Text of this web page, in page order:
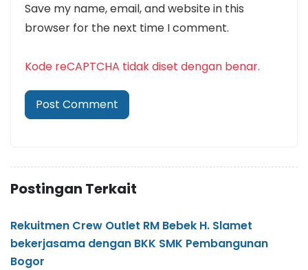
Save my name, email, and website in this
browser for the next time I comment.
Kode reCAPTCHA tidak diset dengan benar.
Postingan Terkait
Rekuitmen Crew Outlet RM Bebek H. Slamet
bekerjasama dengan BKK SMK Pembangunan
Bogor